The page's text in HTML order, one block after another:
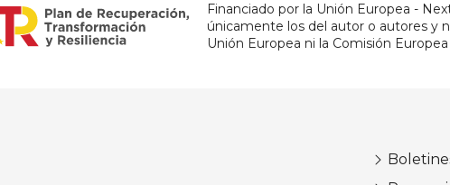
Financiado por la Unión Europea -
únicamente los del autor o autores y
Unión Europea ni la Comisión